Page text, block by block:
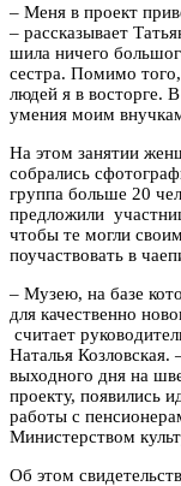
– Меня в проект
– рассказывает
шила ничего
сестра. Помимо
людей я в восторге.
умения моим
На этом занятии
собрались
группа больше 20
предложили
чтобы те могли
поучаствовать в
– Музею, на базе
для качественно
считает
Наталья
выходного дня на
проекту, появились
работы с
Министерством
Об этом